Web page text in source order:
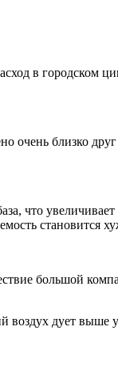
в городском
очень близко
что
становится
большой
дует выше